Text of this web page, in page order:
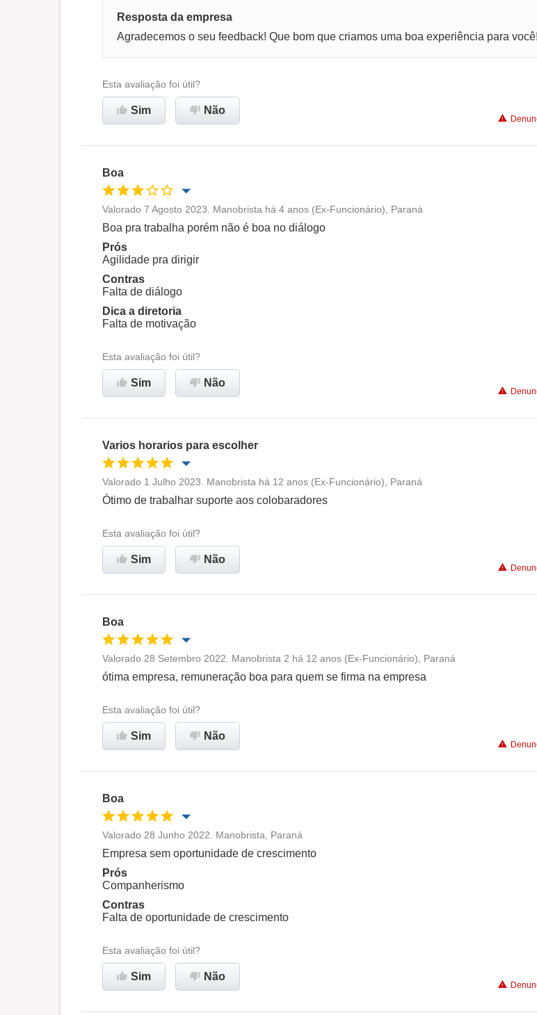
Resposta da empresa
Agradecemos o seu feedback! Que bom que criamos uma boa experiência para você!
Esta avaliação foi útil?
Sim Não
Boa
Oportunidade de promoção
Ambiente de trabalho
Conciliação com a vida familiar
Recomenda esta empresa
Valorado 7 Agosto 2023. Manobrista há 4 anos (Ex-Funcionário), Paraná
Boa pra trabalha porém não é boa no diálogo
Prós
Agilidade pra dirigir
Contras
Falta de diálogo
Dica a diretoria
Falta de motivação
Esta avaliação foi útil?
Sim Não
Varios horarios para escolher
Oportunidade de promoção
Ambiente de trabalho
Conciliação com a vida familiar
Recomenda esta empresa
Valorado 1 Julho 2023. Manobrista há 12 anos (Ex-Funcionário), Paraná
Ótimo de trabalhar suporte aos colobaradores
Esta avaliação foi útil?
Sim Não
Boa
Oportunidade de promoção
Ambiente de trabalho
Conciliação com a vida familiar
Recomenda esta empresa
Valorado 28 Setembro 2022. Manobrista 2 há 12 anos (Ex-Funcionário), Paraná
ótima empresa, remuneração boa para quem se firma na empresa
Esta avaliação foi útil?
Sim Não
Boa
Oportunidade de promoção
Ambiente de trabalho
Conciliação com a vida familiar
Recomenda esta empresa
Valorado 28 Junho 2022. Manobrista, Paraná
Empresa sem oportunidade de crescimento
Prós
Companherismo
Contras
Falta de oportunidade de crescimento
Esta avaliação foi útil?
Sim Não